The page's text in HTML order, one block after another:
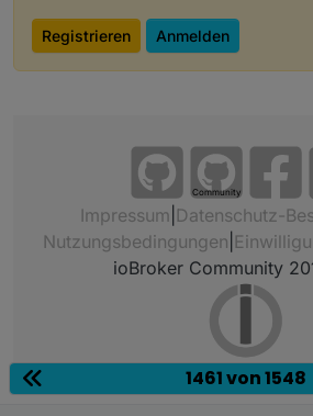
Registrieren Anmelden
Community
Impressum Datenschutz-
Nutzungsbedingungen
ioBroker Community
1461 von 1548